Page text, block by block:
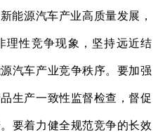
能源汽车产业高质量发展，
理性竞争现象，坚持远近结
汽车产业竞争秩序。要加强
生产一致性监督检查，督促
要着力健全规范竞争的长效